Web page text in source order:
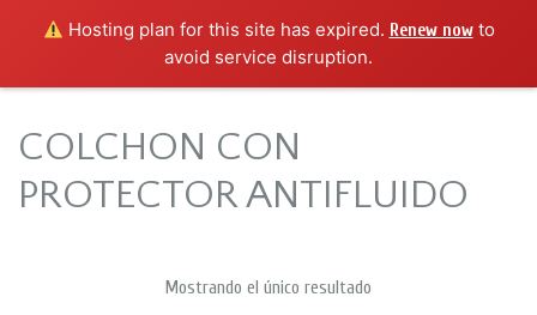
Hosting plan for this site has expired. Renew nowto
avoid service disruption.
COLCHON CON
PROTECTOR ANTIFLUIDO
Mostrando el único resultado